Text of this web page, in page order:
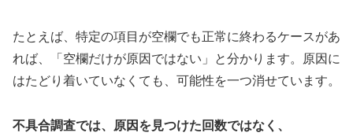
たとえば、特定の項目が空欄でも正常に終わるケースがあ
れば、「空欄だけが原因ではない」と分かります。原因に
はたどり着いていなくても、可能性を一つ消せています。
不具合調査では、原因を見つけた回数ではなく、